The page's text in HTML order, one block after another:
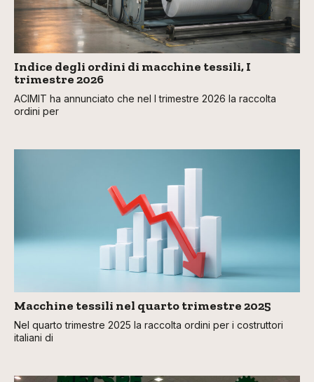
Indice degli ordini di macchine tessili, I
trimestre 2026
ACIMIT ha annunciato che nel I trimestre 2026 la raccolta
ordini per
Macchine tessili nel quarto trimestre 2025
Nel quarto trimestre 2025 la raccolta ordini per i costruttori
italiani di